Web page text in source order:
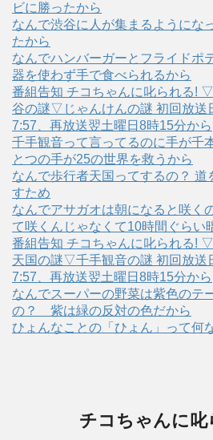
ビに勝ったから
なんで渋谷に人が集まるようにな
たから
なんでハンバーガーとフライドポ
器を使わず手で食べられるから
番組告知 チコちゃんに叱られる!
谷の謎▽じゃんけんの謎 初回放送
7:57、再放送翌土曜日8時15分から
千手観音って言ってるのに手が千
とつの手が25の世界を救うから
なんで歩行者天国ってするの？ 道
すため
なんでアサガオは朝になると咲く
て咲くんじゃなくて10時間ぐらい
番組告知 チコちゃんに叱られる!
天国の謎▽千手観音の謎 初回放送
7:57、再放送翌土曜日8時15分から
なんでスーパーの野菜は紫色のテ
の？ 紫は緑の反対の色だから
ひょんなことの「ひょん」って
チコちゃんに叱